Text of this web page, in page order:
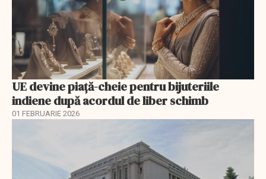
UE devine piață-cheie pentru bijuteriile
indiene după acordul de liber schimb
01 FEBRUARIE 2026